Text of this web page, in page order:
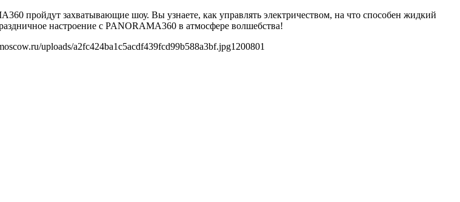
пройдут захватывающие шоу. Вы узнаете, как управлять электричеством, на что способен жидкий
настроение с PANORAMA360 в атмосфере волшебства!
uploads/a2fc424ba1c5acdf439fcd99b588a3bf.jpg1200801